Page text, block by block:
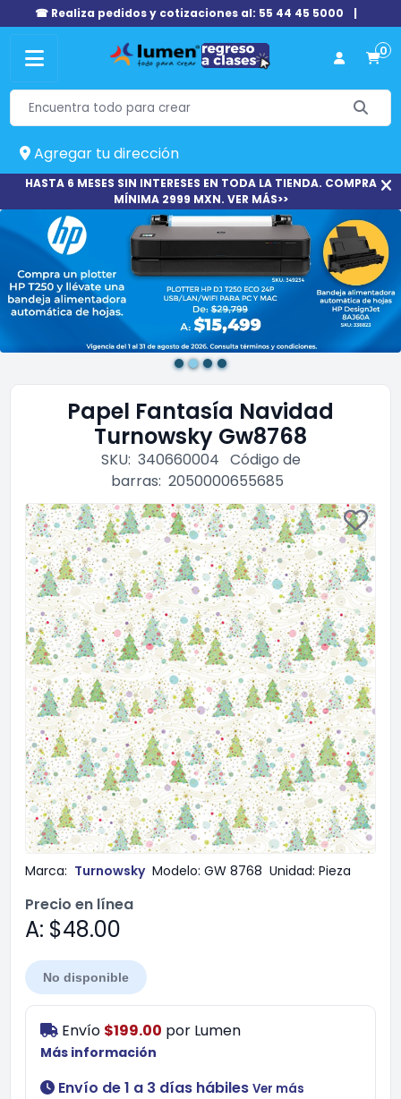
☎ Realiza pedidos y cotizaciones al: 55 44 45 5000 |
0
Agregar tu dirección
HASTA 6 MESES SIN INTERESES EN TODA LA TIENDA. COMPRA
MÍNIMA 2999 MXN. VER MÁS>>
Papel Fantasía Navidad
Turnowsky Gw8768
SKU: 340660004 Código de
barras: 2050000655685
Marca: Turnowsky Modelo: GW 8768 Unidad: Pieza
Precio en línea
A: $48.00
No disponible
Envío $199.00 por Lumen
Más información
Envío de 1 a 3 días hábiles Ver más